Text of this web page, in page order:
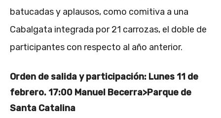
batucadas y aplausos, como comitiva a una
Cabalgata integrada por 21 carrozas, el doble de
participantes con respecto al año anterior.
Orden de salida y participación: Lunes 11 de
febrero. 17:00 Manuel Becerra>Parque de
Santa Catalina